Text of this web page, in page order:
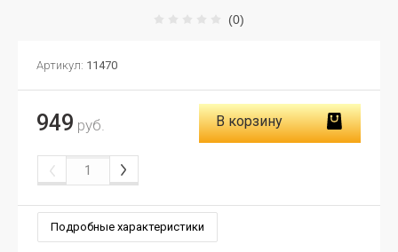
(0)
Артикул: 11470
949 руб. В корзину
Подробные характеристики